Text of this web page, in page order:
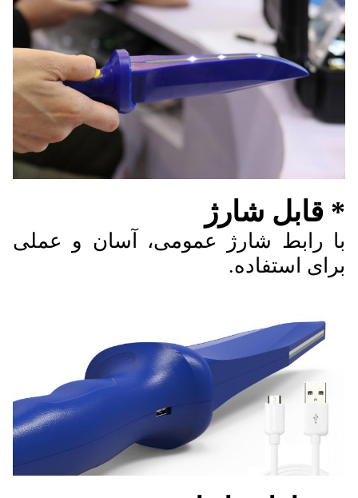
* قابل شارژ
با رابط شارژ عمومی، آسان و عملی
برای استفاده.